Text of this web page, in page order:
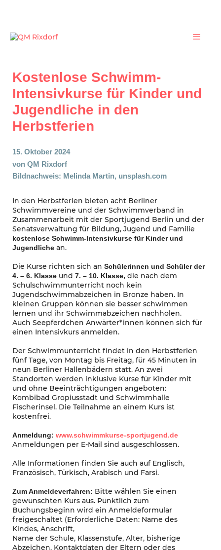
Kostenlose Schwimm-
Intensivkurse für Kinder und
Jugendliche in den
Herbstferien
15. Oktober 2024
von QM Rixdorf
Bildnachweis: Melinda Martin, unsplash.com
In den Herbstferien bieten acht Berliner
Schwimmvereine und der Schwimmverband in
Zusammenarbeit mit der Sportjugend Berlin und der
Senatsverwaltung für Bildung, Jugend und Familie
kostenlose Schwimm-Intensivkurse für Kinder und
Jugendliche an.
Die Kurse richten sich an Schülerinnen und Schüler der
4. – 6. Klasse und 7. – 10. Klasse, die nach dem
Schulschwimmunterricht noch kein
Jugendschwimmabzeichen in Bronze haben. In
kleinen Gruppen können sie besser schwimmen
lernen und ihr Schwimmabzeichen nachholen.
Auch Seepferdchen Anwärter*innen können sich für
einen Intensivkurs anmelden.
Der Schwimmunterricht findet in den Herbstferien
fünf Tage, von Montag bis Freitag, für 45 Minuten in
neun Berliner Hallenbädern statt. An zwei
Standorten werden inklusive Kurse für Kinder mit
und ohne Beeinträchtigungen angeboten:
Kombibad Gropiusstadt und Schwimmhalle
Fischerinsel. Die Teilnahme an einem Kurs ist
kostenfrei.
Anmeldung: www.schwimmkurse-sportjugend.de
Anmeldungen per E-Mail sind ausgeschlossen.
Alle Informationen finden Sie auch auf Englisch,
Französisch, Türkisch, Arabisch und Farsi.
Zum Anmeldeverfahren: Bitte wählen Sie einen
gewünschten Kurs aus. Pünktlich zum
Buchungsbeginn wird ein Anmeldeformular
freigeschaltet (Erforderliche Daten: Name des
Kindes, Anschrift,
Name der Schule, Klassenstufe, Alter, bisherige
Abzeichen, Kontaktdaten der Eltern oder des